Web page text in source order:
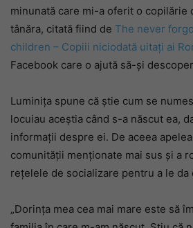
minunată care mi-a oferit o copilărie
tânăra, citată fiind de The never
children – Copiii niciodată uitați ai
Facebook care o ajută să-și
Luminița spune că știe cum se
locuiau aceștia când s-a născut ea,
informații despre ei. De aceea
comunității menționate mai sus și a
rețelele de socializare pentru a le da
„Dorința mea cea mai mare este să